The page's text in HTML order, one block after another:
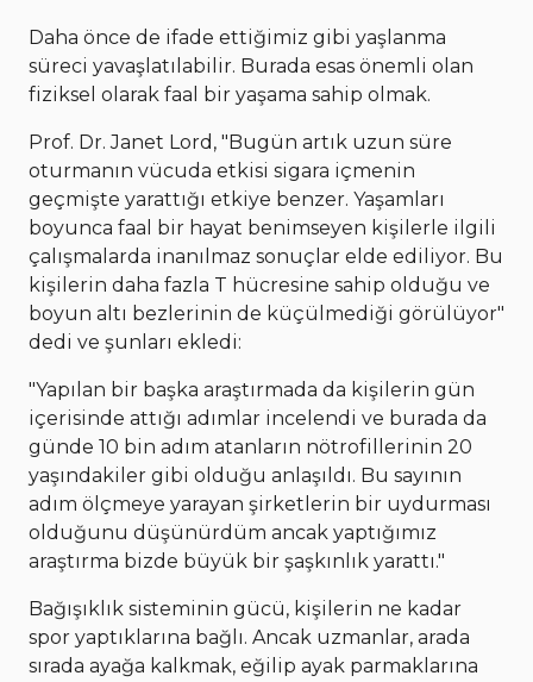
Daha önce de ifade ettiğimiz gibi yaşlanma
süreci yavaşlatılabilir. Burada esas önemli olan
fiziksel olarak faal bir yaşama sahip olmak.
Prof. Dr. Janet Lord, "Bugün artık uzun süre
oturmanın vücuda etkisi sigara içmenin
geçmişte yarattığı etkiye benzer. Yaşamları
boyunca faal bir hayat benimseyen kişilerle ilgili
çalışmalarda inanılmaz sonuçlar elde ediliyor. Bu
kişilerin daha fazla T hücresine sahip olduğu ve
boyun altı bezlerinin de küçülmediği görülüyor"
dedi ve şunları ekledi:
"Yapılan bir başka araştırmada da kişilerin gün
içerisinde attığı adımlar incelendi ve burada da
günde 10 bin adım atanların nötrofillerinin 20
yaşındakiler gibi olduğu anlaşıldı. Bu sayının
adım ölçmeye yarayan şirketlerin bir uydurması
olduğunu düşünürdüm ancak yaptığımız
araştırma bizde büyük bir şaşkınlık yarattı."
Bağışıklık sisteminin gücü, kişilerin ne kadar
spor yaptıklarına bağlı. Ancak uzmanlar, arada
sırada ayağa kalkmak, eğilip ayak parmaklarına